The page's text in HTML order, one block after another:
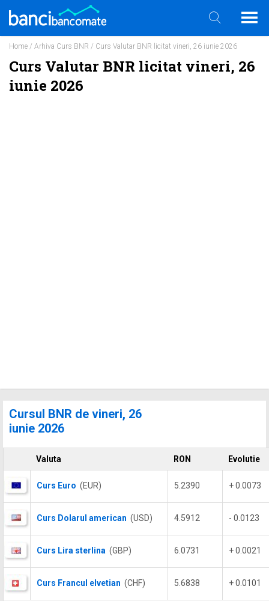
Home / Arhiva Curs BNR / Curs Valutar BNR licitat vineri, 26 iunie 2026
Curs Valutar BNR licitat vineri, 26
iunie 2026
Cursul BNR de vineri, 26
iunie 2026
Valuta RON Evolutie
Curs Euro (EUR) 5.2390 + 0.0073
Curs Dolarul american (USD) 4.5912 - 0.0123
Curs Lira sterlina (GBP) 6.0731 + 0.0021
Curs Francul elvetian (CHF) 5.6838 + 0.0101